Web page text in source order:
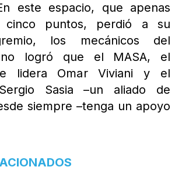
este espacio, que apenas
cinco puntos, perdió a su
los mecánicos del
no logró que el MASA, el
lidera Omar Viviani y el
Sasia –un aliado de
siempre –tenga un apoyo